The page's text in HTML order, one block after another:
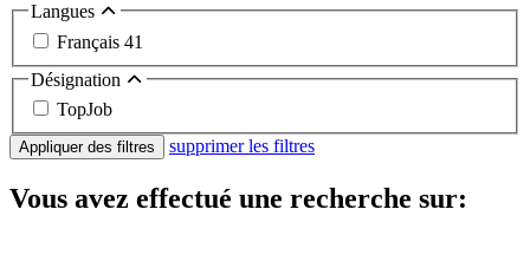
Langues
Français 41
Désignation
TopJob
Appliquer des filtres supprimer les filtres
Vous avez effectué une recherche sur: